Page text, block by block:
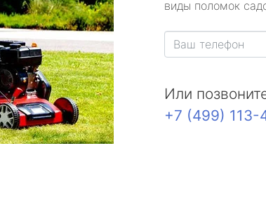
виды поломок
Или
+7 (499) 113-